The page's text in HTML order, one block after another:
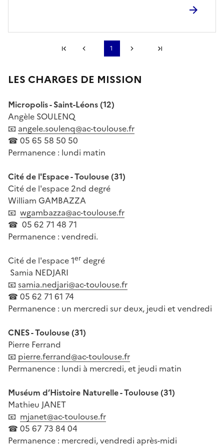
Première page
Page précédente
1
Page suivanteDernière page
S'abonner à Accordéon
LES CHARGES DE MISSION
Micropolis - Saint-Léons (12)
Angèle SOULENQ
📧 angele.soulenq@ac-toulouse.fr
☎ 05 65 58 50 50
Permanence : lundi matin
Cité de l'Espace - Toulouse (31)
Cité de l'espace 2nd degré
William GAMBAZZA
📧 wgambazza@ac-toulouse.fr
☎ 05 62 71 48 71
Permanence : vendredi.
Cité de l'espace 1er degré
Samia NEDJARI
📧 samia.nedjari@ac-toulouse.fr
☎ 05 62 71 61 74
Permanence : un mercredi sur deux, jeudi et vendredi
CNES - Toulouse (31)
Pierre Ferrand
📧 pierre.ferrand@ac-toulouse.fr
Permanence : lundi à mercredi, et jeudi matin
Muséum d’Histoire Naturelle - Toulouse (31)
Mathieu JANET
📧 mjanet@ac-toulouse.fr
☎ 05 67 73 84 04
Permanence : mercredi, vendredi après-midi